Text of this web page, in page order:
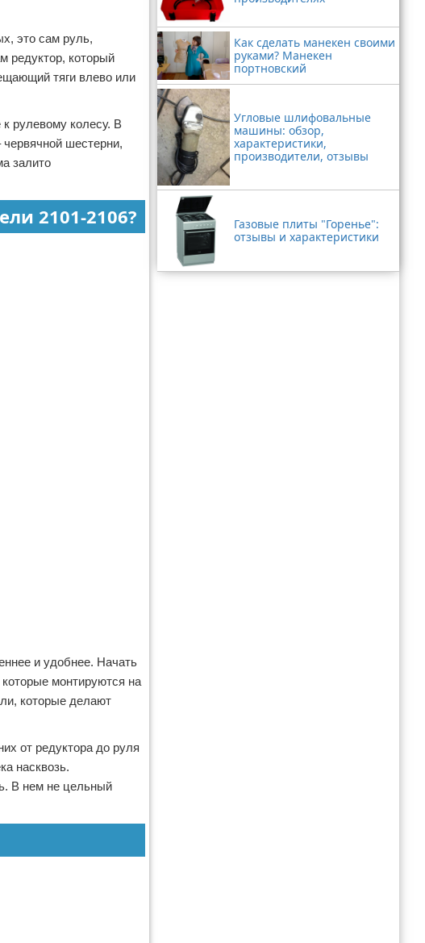
это сам руль,
редуктор, который
тяги влево или
рулевому колесу. В
червячной шестерни,
залито
2101-2106?
и удобнее. Начать
которые монтируются на
которые делают
от редуктора до руля
насквозь.
В нем не цельный
Как сделать манекен своими
руками? Манекен
портновский
Угловые шлифовальные
машины: обзор,
характеристики,
производители, отзывы
Газовые плиты "Горенье":
отзывы и характеристики